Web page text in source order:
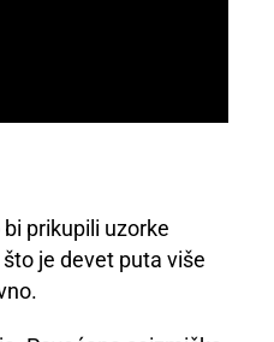
prikupili uzorke
je devet puta više